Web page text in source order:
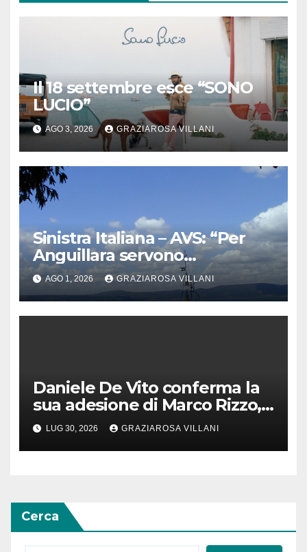
Il 18 settembre esce “SONO
LUCIO”
AGO 3, 2026 GRAZIAROSA VILLANI
Sinistra Italiana – AVS: “Per
Anguillara servono
trasparenza, partecipazione e
scelte politiche coraggiose”
AGO 1, 2026 GRAZIAROSA VILLANI
Daniele De Vito conferma la
sua adesione di Marco Rizzo,
nel rispetto delle decisioni
del 1° Congress
LUG 30, 2026 GRAZIAROSA VILLANI
Cerca